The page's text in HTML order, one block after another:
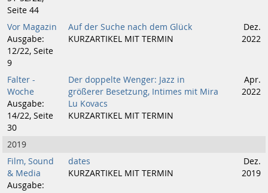
Seite 44
Vor Magazin
Ausgabe:
12/22, Seite
9
Auf der Suche nach dem Glück
KURZARTIKEL MIT TERMIN
Dez.
2022
Falter -
Woche
Ausgabe:
14/22, Seite
30
Der doppelte Wenger: Jazz in
größerer Besetzung, Intimes mit Mira
Lu Kovacs
KURZARTIKEL MIT TERMIN
Apr.
2022
2019
Film, Sound
& Media
Ausgabe:
dates
KURZARTIKEL MIT TERMIN
Dez.
2019